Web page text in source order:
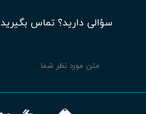
سؤالی دارید؟ تماس بگیرید 02188970256